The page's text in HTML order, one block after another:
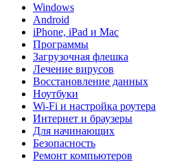
Windows
Android
iPhone, iPad и Mac
Программы
Загрузочная флешка
Лечение вирусов
Восстановление данных
Ноутбуки
Wi-Fi и настройка роутера
Интернет и браузеры
Для начинающих
Безопасность
Ремонт компьютеров